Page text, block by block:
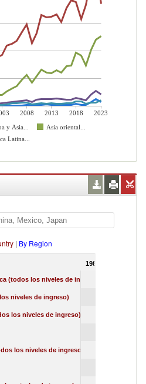
2008 2013 2018
2023
y Asia...
Asia oriental...
Latina...
| By Region
1988
(todos los niveles de ingreso)
niveles de ingreso)
los niveles de ingreso)
los niveles de ingreso)